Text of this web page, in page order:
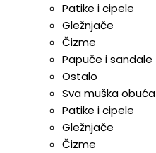
Patike i cipele
Gležnjače
Čizme
Papuče i sandale
Ostalo
Sva muška obuća
Patike i cipele
Gležnjače
Čizme